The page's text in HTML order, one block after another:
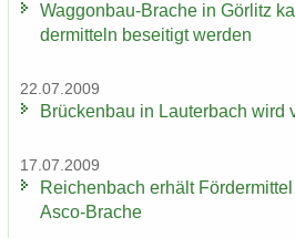
Waggonbau-​Brache in Gör­litz
der­mit­teln be­sei­tigt wer­den
22.07.2009
Brü­cken­bau in Lau­ter­bach wird
17.07.2009
Rei­chen­bach er­hält
Asco-​Brache